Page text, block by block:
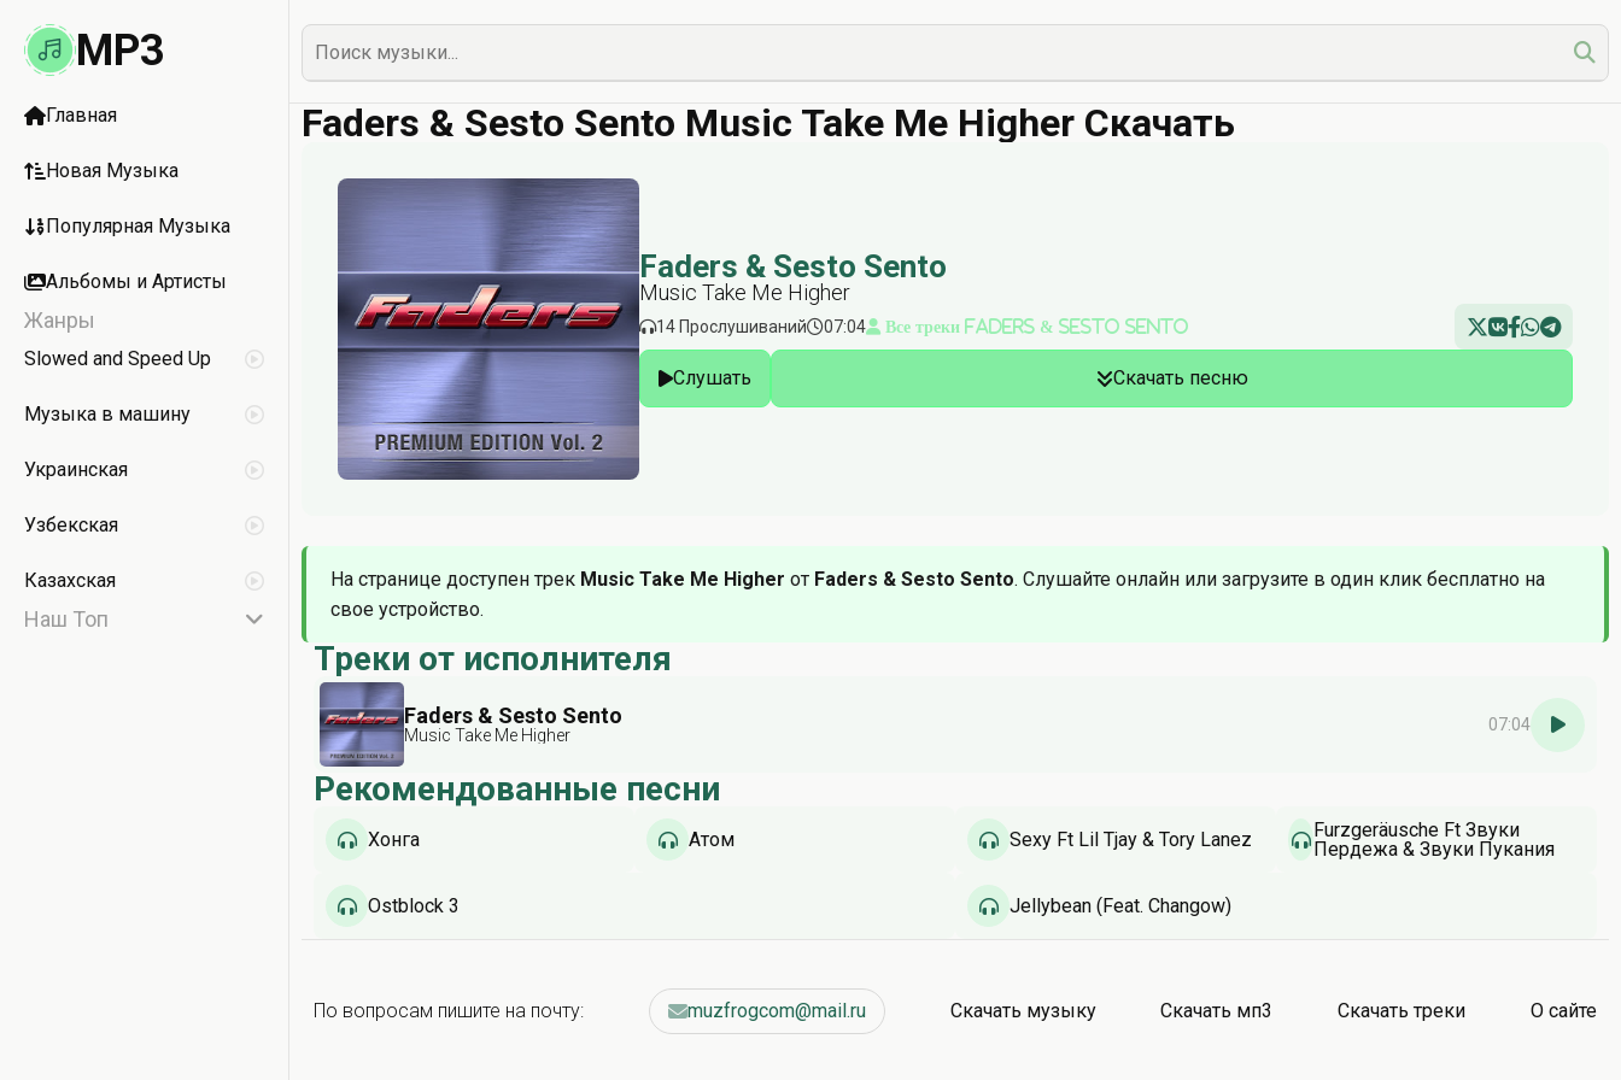
MP3
Главная
Новая Музыка
Популярная Музыка
Альбомы и Артисты
Жанры
Slowed and Speed Up
Музыка в машину
Украинская
Узбекская
Казахская
Наш Топ
Faders & Sesto Sento Music Take Me Higher Скачать
Faders & Sesto Sento
Music Take Me Higher
14 Прослушиваний 07:04 Все треки Faders & Sesto Sento
Слушать Скачать песню
На странице доступен трек Music Take Me Higher от Faders & Sesto Sento. Слушайте онлайн или загрузите в один клик бесплатно на
свое устройство.
Треки от исполнителя
Faders & Sesto Sento
Music Take Me Higher
07:04
Рекомендованные песни
Хонга Атом Sexy Ft Lil Tjay & Tory Lanez
Furzgeräusche Ft Звуки
Пердежа & Звуки Пукания
Ostblock 3 Jellybean (Feat. Changow)
По вопросам пишите на почту: muzfrogcom@mail.ru Скачать музыку Скачать мп3 Скачать треки О сайте